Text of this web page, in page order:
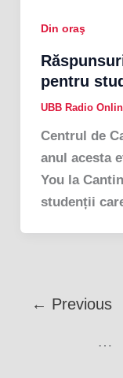
Din oraş
pentru
UBB Radio
Centrul de
anul acesta
You la
studenții
← Previous
…